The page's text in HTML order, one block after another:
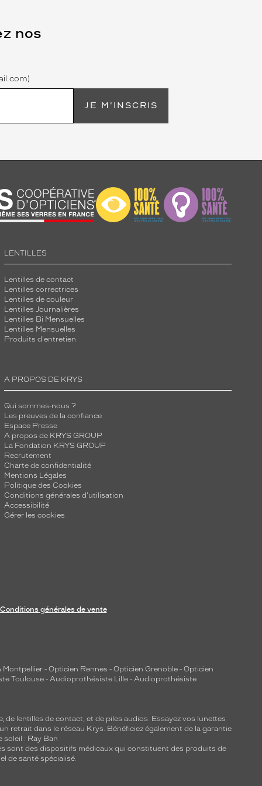
nos
JE M'INSCRIS
LENTILLES
Lentilles de contact
Lentilles correctrices
Lentilles de couleur
Lentilles Journalières
Lentilles Bi Mensuelles
Lentilles Mensuelles
Produits d'entretien
A PROPOS DE KRYS
Qui sommes-nous ?
Les preuves de la confiance
Espace Presse
A propos de KRYS GROUP
La Fondation KRYS GROUP
Recrutement
Charte de confidentialité
Mentions Légales
Politique des Cookies
Conditions générales d'utilisation
Accessibilité
Gérer les cookies
Conditions générales de vente
Montpellier - Opticien Rennes - Opticien Grenoble - Opticien
Toulouse - Audioprothésiste Lille - Audioprothésiste
de lentilles de contact, et de piles audios. Essayez vos lunettes
retrait dans le réseau Krys. Bénéficiez également de la garantie
soleil : Ray Ban
sont des dispositifs médicaux qui constituent des produits de
de santé spécialisé.